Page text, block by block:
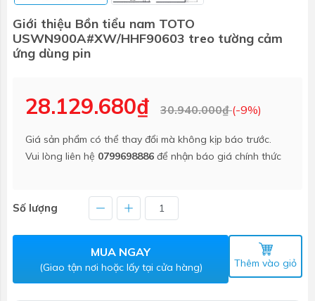
Giới thiệu Bồn tiểu nam TOTO
USWN900A#XW/HHF90603 treo tường cảm
ứng dùng pin
28.129.680₫ 30.940.000₫(-9%)
Giá sản phẩm có thể thay đổi mà không kịp báo trước.
Vui lòng liên hệ 0799698886 để nhận báo giá chính thức
Số lượng
MUA NGAY
(Giao tận nơi hoặc lấy tại cửa hàng) Thêm vào giỏ